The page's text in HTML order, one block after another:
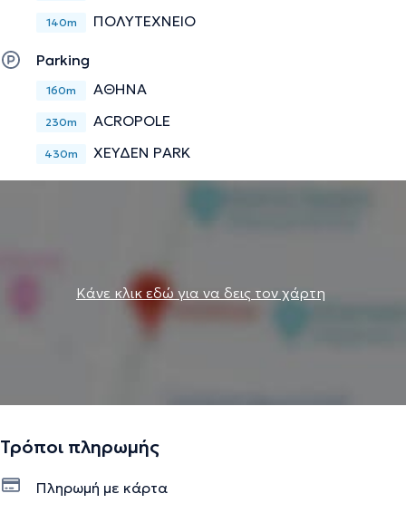
140m ΠΟΛΥΤΕΧΝΕΙΟ
Parking
160m ΑΘΗΝΑ
230m ACROPOLE
430m ΧΕΥΔΕΝ PARK
Κάνε κλικ εδώ για να δεις τον χάρτη
Τρόποι πληρωμής
Πληρωμή με κάρτα